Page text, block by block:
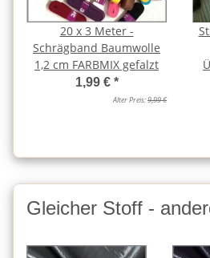
20 x 3 Meter -
Schrägband Baumwolle
1,2 cm FARBMIX gefalzt
1,99 € *
Alter Preis:9,99 €
Gleicher Stoff -